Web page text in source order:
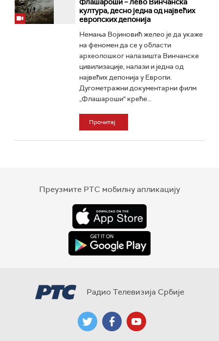
Флашароши – лево Винчанска
култура, десно једна од највећих
европских депонија
Немања Војиновић желео је да укаже
на феномен да се у области
археолошког налазишта Винчанске
цивилизације, налази и једна од
највећих депонија у Европи.
Дугометражни документарни филм
„Флашароши“ креће...
Прочитај
Преузмите РТС мобилну апликацију
Радио Телевизија Србије